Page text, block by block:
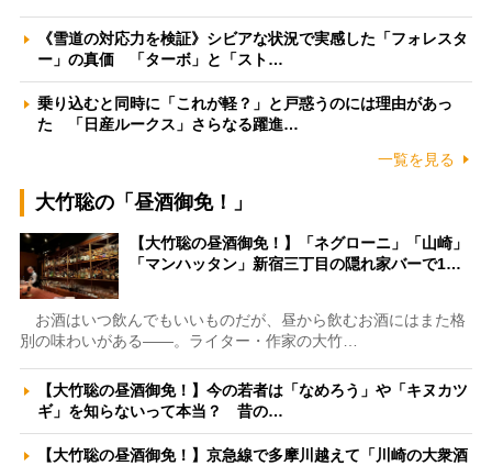
《雪道の対応力を検証》シビアな状況で実感した「フォレスタ
ー」の真価 「ターボ」と「スト…
乗り込むと同時に「これが軽？」と戸惑うのには理由があっ
た 「日産ルークス」さらなる躍進…
一覧を見る
大竹聡の「昼酒御免！」
【大竹聡の昼酒御免！】「ネグローニ」「山崎」
「マンハッタン」新宿三丁目の隠れ家バーで1…
お酒はいつ飲んでもいいものだが、昼から飲むお酒にはまた格
別の味わいがある――。ライター・作家の大竹…
【大竹聡の昼酒御免！】今の若者は「なめろう」や「キヌカツ
ギ」を知らないって本当？ 昔の…
【大竹聡の昼酒御免！】京急線で多摩川越えて「川崎の大衆酒